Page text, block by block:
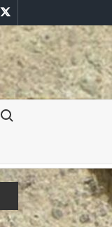
Twitter
Buscar:
durante paro
durante paro